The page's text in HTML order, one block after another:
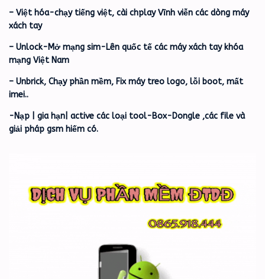
– Việt hóa-chạy tiếng việt, cài chplay Vĩnh viễn các dòng máy
xách tay
– Unlock-Mở mạng sim-Lên quốc tế các máy xách tay khóa
mạng Việt Nam
– Unbrick, Chạy phần mềm, Fix máy treo logo, lỗi boot, mất
imei..
-Nạp | gia hạn| active các loại tool-Box-Dongle ,các file và
giải pháp gsm hiếm có.